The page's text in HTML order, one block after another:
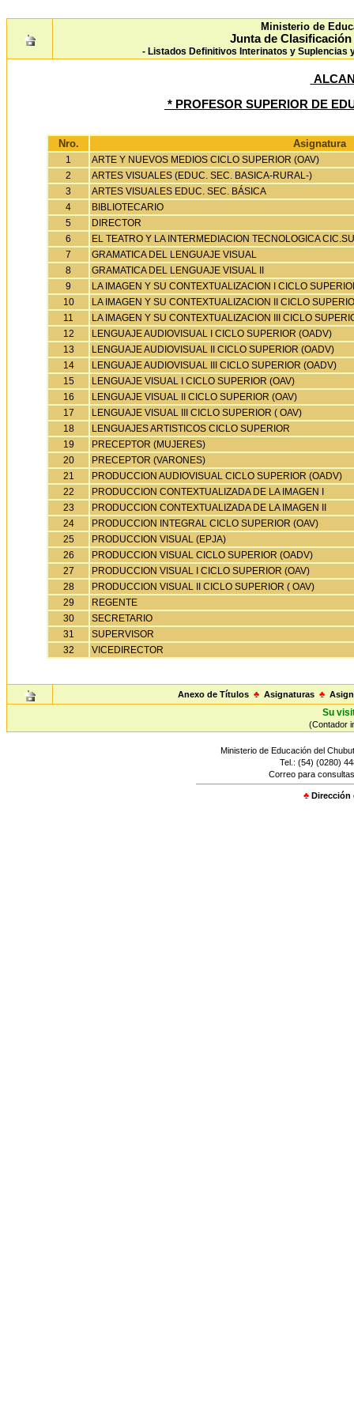
Ministerio de
Junta de
- Listados Definitivos Interinatos y Suplencias
* PROFESOR SUPERIOR DE
Nro. Asignatura
1
ARTE Y NUEVOS MEDIOS CICLO SUPERIOR (OAV)
2
ARTES VISUALES (EDUC. SEC. BASICA-RURAL-)
3
ARTES VISUALES EDUC. SEC. BÁSICA
4
BIBLIOTECARIO
5
DIRECTOR
6
EL TEATRO Y LA INTERMEDIACION TECNOLOGICA
7
GRAMATICA DEL LENGUAJE VISUAL
8
GRAMATICA DEL LENGUAJE VISUAL II
9
LA IMAGEN Y SU CONTEXTUALIZACION I CICLO
10
LA IMAGEN Y SU CONTEXTUALIZACION II CICLO
11
LA IMAGEN Y SU CONTEXTUALIZACION III CICLO
12
LENGUAJE AUDIOVISUAL I CICLO SUPERIOR (OADV)
13
LENGUAJE AUDIOVISUAL II CICLO SUPERIOR (OADV)
14
LENGUAJE AUDIOVISUAL III CICLO SUPERIOR (OADV)
15
LENGUAJE VISUAL I CICLO SUPERIOR (OAV)
16
LENGUAJE VISUAL II CICLO SUPERIOR (OAV)
17
LENGUAJE VISUAL III CICLO SUPERIOR ( OAV)
18
LENGUAJES ARTISTICOS CICLO SUPERIOR
19
PRECEPTOR (MUJERES)
20
PRECEPTOR (VARONES)
21
PRODUCCION AUDIOVISUAL CICLO SUPERIOR (OADV)
22
PRODUCCION CONTEXTUALIZADA DE LA IMAGEN I
23
PRODUCCION CONTEXTUALIZADA DE LA IMAGEN II
24
PRODUCCION INTEGRAL CICLO SUPERIOR (OAV)
25
PRODUCCION VISUAL (EPJA)
26
PRODUCCION VISUAL CICLO SUPERIOR (OADV)
27
PRODUCCION VISUAL I CICLO SUPERIOR (OAV)
28
PRODUCCION VISUAL II CICLO SUPERIOR ( OAV)
29
REGENTE
30
SECRETARIO
31
SUPERVISOR
32
VICEDIRECTOR
Anexo de Títulos ♣ Asignaturas ♣
Su
(Contador
Ministerio de Educación del
Tel.: (54) (0280)
Correo para
♣ Dirección